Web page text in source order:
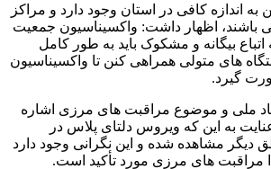
به اندازه کافی در استان وجود دارد و مراکز
باشند، اظهار داشت: واکسیناسیون جمعیت
بیگانه و مشکوک باید به طور کامل
های متولی همراهی کنن تا واکسیناسیون
گیرد.
ملی و موضوع مراقبت های مرزی اشاره
به این که ویروس دلتای پلاس در
دیگر مشاهده شده و این نگرانی وجود دارد
مراقبت های مرزی مورد تأکید است.